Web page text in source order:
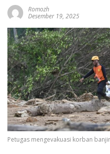
Romozh
Desember 19, 2025
Petugas mengevakuasi korban